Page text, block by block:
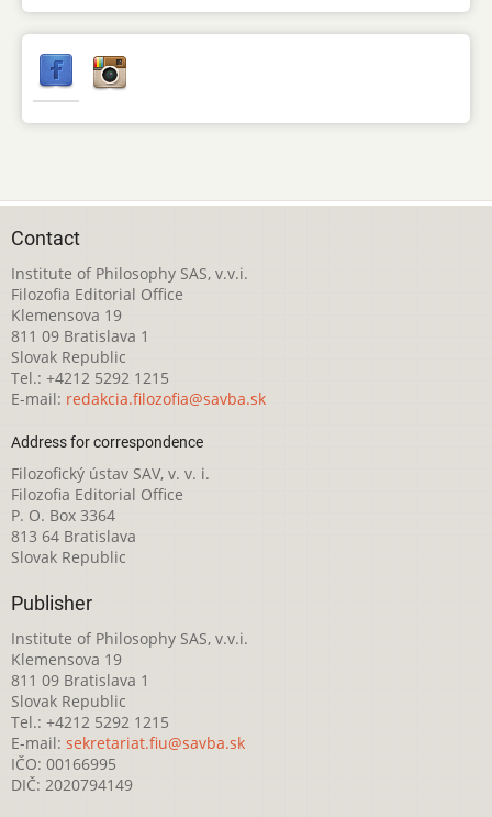
Contact
Institute of Philosophy SAS, v.v.i.
Filozofia Editorial Office
Klemensova 19
811 09 Bratislava 1
Slovak Republic
Tel.: +4212 5292 1215
E-mail: redakcia.filozofia@savba.sk
Address for correspondence
Filozofický ústav SAV, v. v. i.
Filozofia Editorial Office
P. O. Box 3364
813 64 Bratislava
Slovak Republic
Publisher
Institute of Philosophy SAS, v.v.i.
Klemensova 19
811 09 Bratislava 1
Slovak Republic
Tel.: +4212 5292 1215
E-mail: sekretariat.fiu@savba.sk
IČO: 00166995
DIČ: 2020794149